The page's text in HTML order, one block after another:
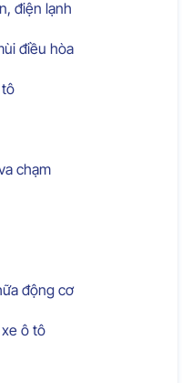
điện lạnh
điều hòa
chạm
động cơ
ô tô